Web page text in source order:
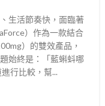
生活節奏快，面臨著
）作為一款結合
）的雙效產品，
始終是：「藍蝌蚪哪
行比較，幫...